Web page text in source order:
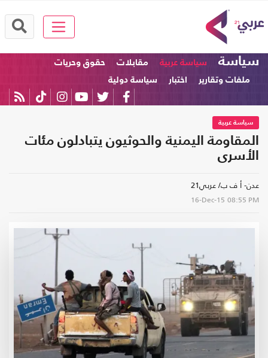
سياسة سياسة عربية مقابلات
حقوق وحريات
ملفات وتقارير
اختبار سياسة دولية
سياسة عربية
المقاومة اليمنية والحوثيون يتبادلون مئات
الأسرى
عدن- أ ف ب/ عربي21
16-Dec-15 08:55 PM